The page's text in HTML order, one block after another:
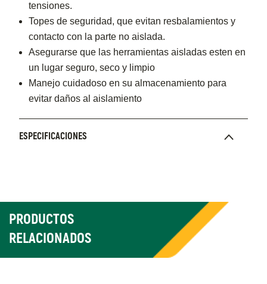
tensiones.
Topes de seguridad, que evitan resbalamientos y
contacto con la parte no aislada.
Asegurarse que las herramientas aisladas esten en
un lugar seguro, seco y limpio
Manejo cuidadoso en su almacenamiento para
evitar daños al aislamiento
ESPECIFICACIONES
PRODUCTOS
RELACIONADOS